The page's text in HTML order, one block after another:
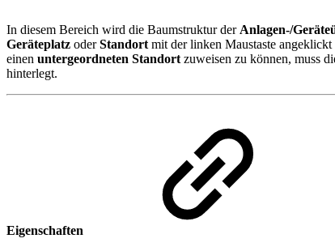
In diesem Bereich wird die Baumstruktur derAnlagen-/
Geräteplatz oderStandortmit der linken Maustaste
einen untergeordneten Standortzuweisen zu können, muss
hinterlegt.
Eigenschaften